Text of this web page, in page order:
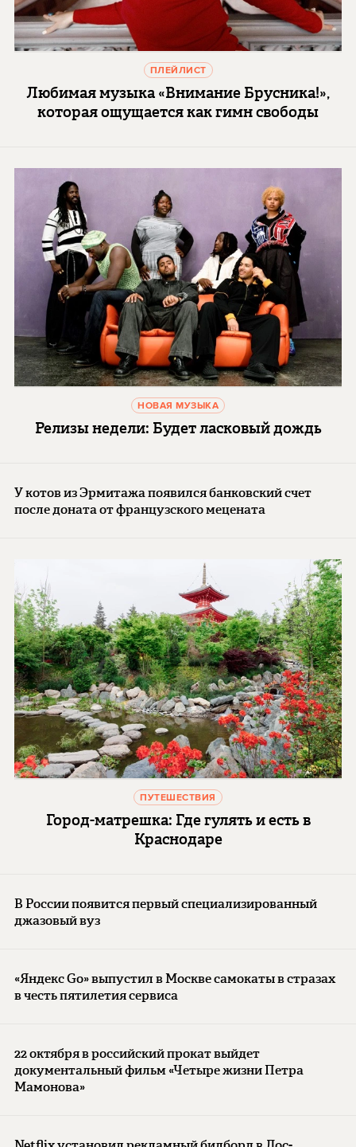
ПЛЕЙЛИСТ
Любимая музыка «Внимание Брусника!»,
которая ощущается как гимн свободы
НОВАЯ МУЗЫКА
Релизы недели: Будет ласковый дождь
У котов из Эрмитажа появился банковский счет
после доната от французского мецената
ПУТЕШЕСТВИЯ
Город-матрешка: Где гулять и есть в
Краснодаре
В России появится первый специализированный
джазовый вуз
«Яндекс Go» выпустил в Москве самокаты в стразах
в честь пятилетия сервиса
22 октября в российский прокат выйдет
документальный фильм «Четыре жизни Петра
Мамонова»